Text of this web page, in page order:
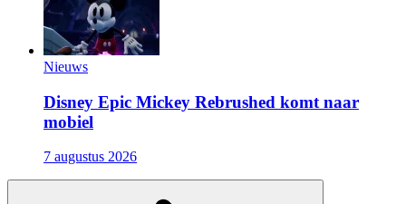
Nieuws
Disney Epic Mickey Rebrushed komt naar
mobiel
7 augustus 2026